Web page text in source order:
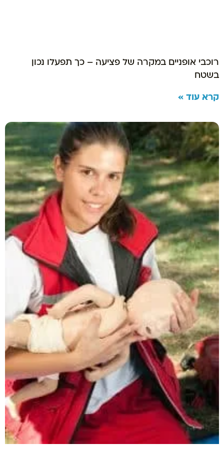
רוכבי אופניים במקרה של פציעה – כך תפעלו נכון
בשטח
קרא עוד »